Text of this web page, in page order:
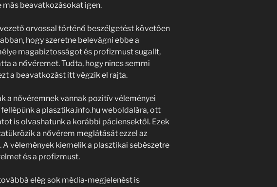
beavatkozásokat igen.
orvossal történő beszélgetést követően
hogy szeretne belevágni ebbe a
magabiztosságot és profizmust sugallt,
a nővéremet. Tudta, hogy nincs semmi
a beavatkozást itt végzik el rajta.
a nővéremnek vannak pozitív véleményei
fellépünk a plasztika.info.hu weboldalára, ott
is olvashatunk a korábbi páciensektől. Ezek
a nővérem meglátását ezzel az
vélemények kiemelik a plasztikai sebészetre
és a profizmust.
elég sok média-megjelenést is